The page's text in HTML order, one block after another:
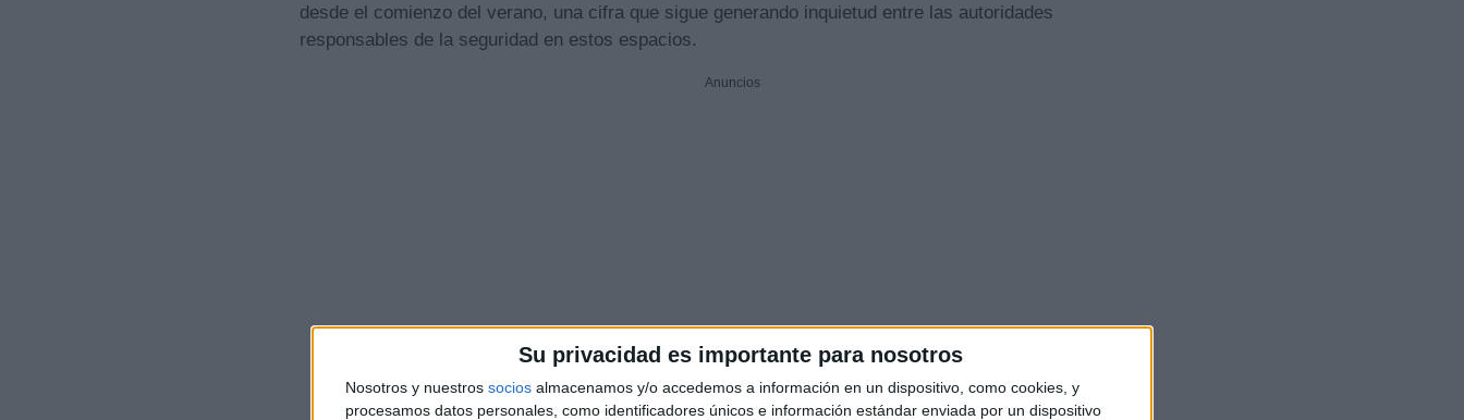
Su privacidad es importante para nosotros
Nosotros y nuestros socios almacenamos y/o accedemos a información en un dispositivo, como cookies, y
procesamos datos personales, como identificadores únicos e información estándar enviada por un dispositivo
desde el comienzo del verano, una cifra que sigue generando inquietud entre las autoridades
responsables de la seguridad en estos espacios.
Anuncios